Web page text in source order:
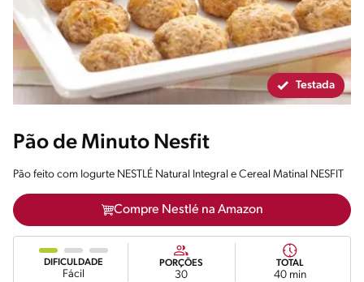
Testada
Pão de Minuto Nesfit
Pão feito com Iogurte NESTLÉ Natural Integral e Cereal Matinal NESFIT
Compre Nestlé na Amazon
DIFICULDADE
Fácil
PORÇÕES
30
TOTAL
40 min